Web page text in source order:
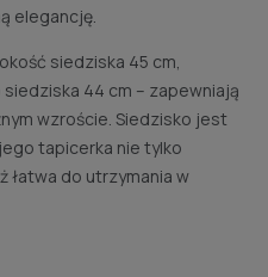
elegancję.
siedziska 45 cm,
44 cm – zapewniają
wzroście. Siedzisko jest
tapicerka nie tylko
łatwa do utrzymania w